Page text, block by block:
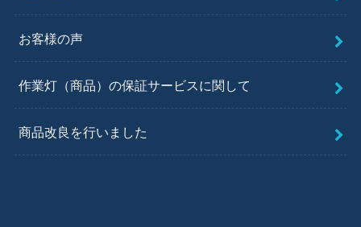
お客様の声
作業灯（商品）の保証サービスに関して
商品改良を行いました